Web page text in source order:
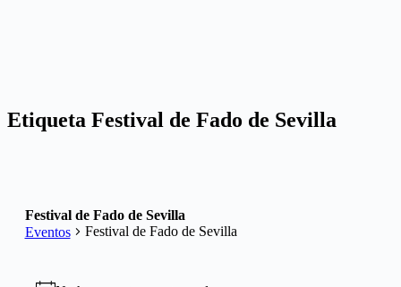
Etiqueta Festival de Fado de Sevilla
Festival de Fado de Sevilla
Eventos
Festival de Fado de Sevilla